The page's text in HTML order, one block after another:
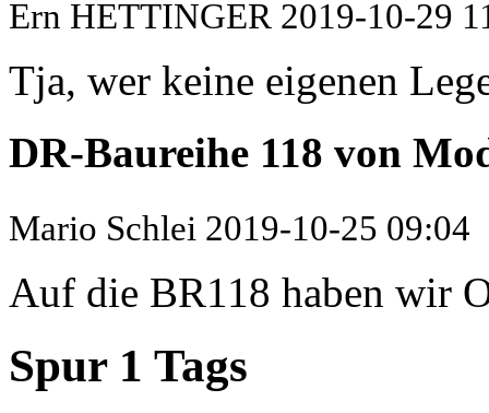
Ern HETTINGER 2019-10-29
Tja, wer keine eigenen
DR-Baureihe 118 von
Mario Schlei 2019-10-25 09:04
Auf die BR118 haben wir
Spur 1 Tags